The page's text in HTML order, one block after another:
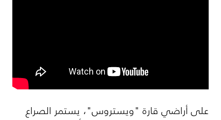
على أراضي قارة "ويستروس"، يستمر الصراع